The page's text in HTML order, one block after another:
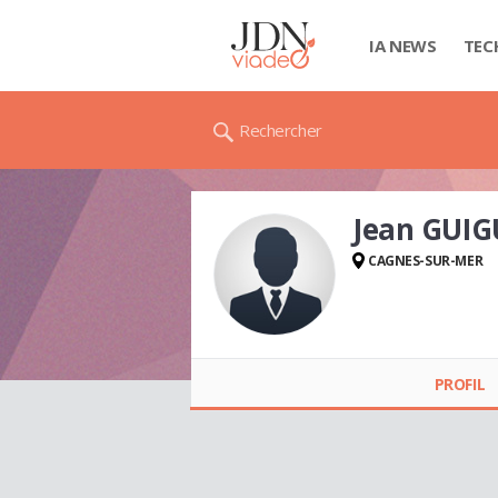
IA NEWS
Rechercher
Jean
CAGNES-SUR-MER
PROFIL